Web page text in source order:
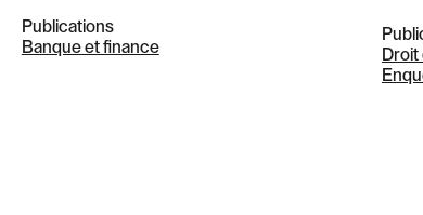
Publications
Banque et finance
Droit